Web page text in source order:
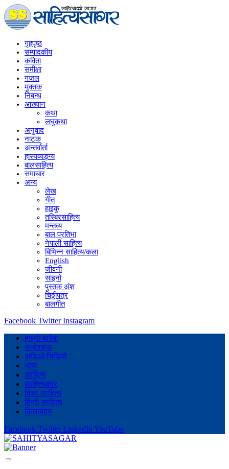
गृहपृष्‍ठ
सम्पादकीय
कविता
समीक्षा
गजल
मुक्तक
निबन्ध
आख्यान
कथा
लघुकथा
अनुवाद
नाटक
अन्तर्वार्ता
हास्यव्यङ्ग्य
बालसाहित्य
समाचार
अन्य
लेख
गीत
हाइकु
तस्बिरसाहित्य
मन्तव्य
बाल प्रतिभा
नेपाली साहित्य
बिभिन्न साहित्य/कला
English
जीवनी
साइनो
पुस्तक अंश
चिठ्ठीपत्र
बालगीत
Facebook Twitter Instagram
हाम्रो बारेमा
सन्देशहरू
अडिओ/भिडियो
भाषा
साहित्य
साहित्यकार
विश्व साहित्य
हिन्दी साहित्य
किताबहरु
Facebook Twitter LinkedIn YouTube